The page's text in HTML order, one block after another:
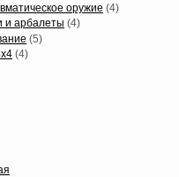
оружие (4)
и арбалеты (4)
(5)
(4)